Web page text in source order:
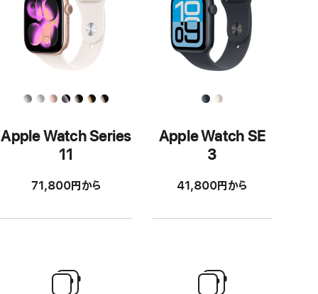
Apple Watch Series
11
71,800円から
Apple Watch SE
3
41,800円から